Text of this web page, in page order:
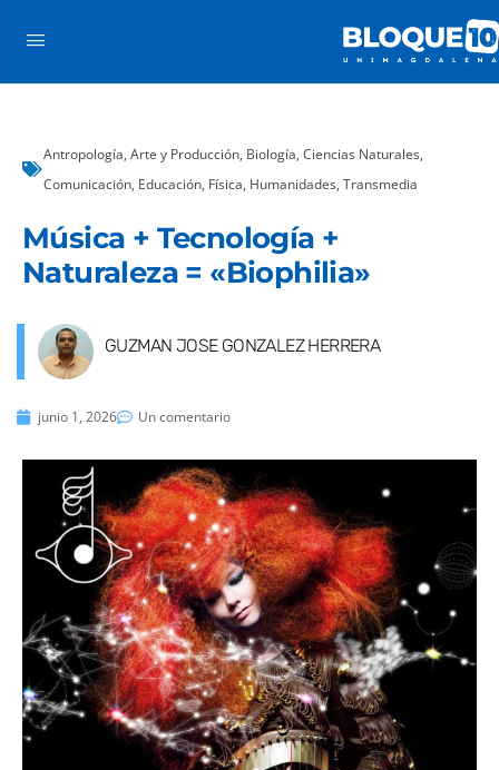
Antropología, Arte y Producción, Biología, Ciencias Naturales,
Comunicación, Educación, Física, Humanidades, Transmedia
Música + Tecnología +
Naturaleza = «Biophilia»
GUZMAN JOSE GONZALEZ HERRERA
junio 1, 2026 Un comentario